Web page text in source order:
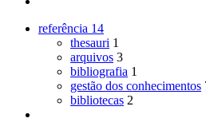
referência 14
thesauri 1
arquivos 3
bibliografia 1
gestão dos conhecimentos
bibliotecas 2